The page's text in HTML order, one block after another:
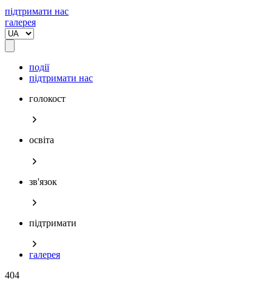
підтримати нас
галерея
події
підтримати нас
голокост
освіта
зв'язок
підтримати
галерея
404